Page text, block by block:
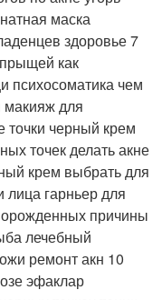
маска
здоровье 7
как
психосоматика чем
макияж для
точки черный крем
точек делать акне
крем выбрать для
гарньер для
причины
лечебный
ремонт акн 10
эфаклар